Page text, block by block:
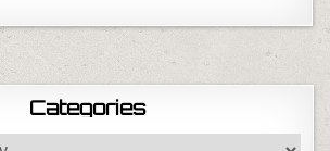
Categories